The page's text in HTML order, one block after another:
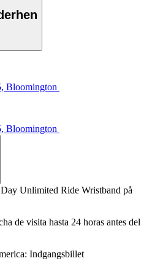
Bloomington
Bloomington
Unlimited Ride Wristband på
de visita hasta 24 horas antes del
Indgangsbillet